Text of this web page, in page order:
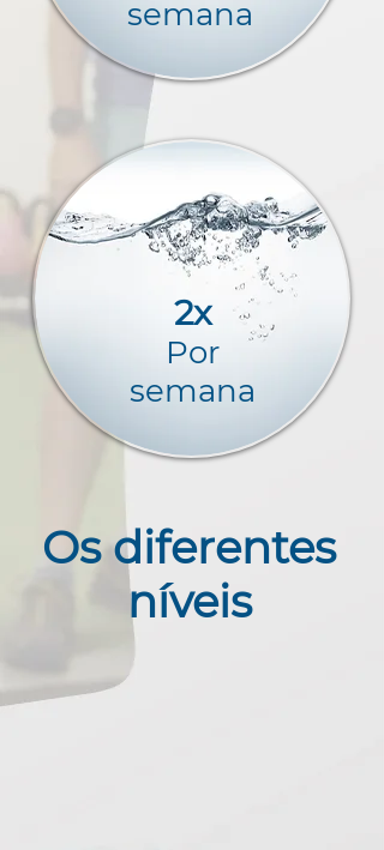
semana
2x
Por
semana
Os diferentes
níveis